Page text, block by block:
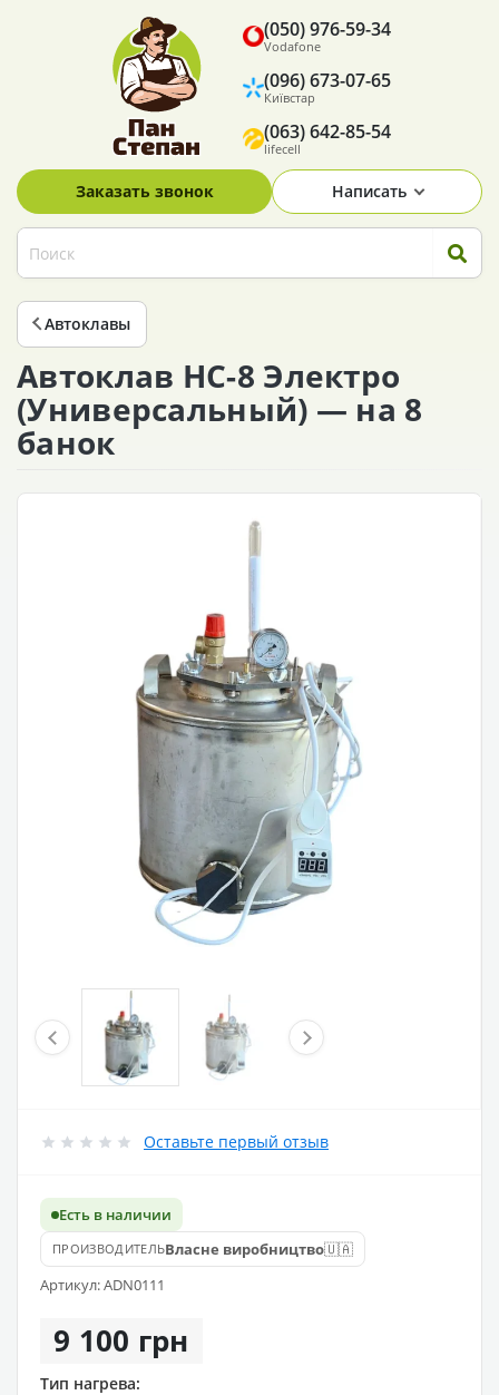
Vodafone
(050) 976-59-34
Київстар
(096) 673-07-65
lifecell
(063) 642-85-54
Заказать звонок Написать
Автоклавы
Автоклав НС-8 Электро
(Универсальный) — на 8
банок
Оставьте первый отзыв
Есть в наличии
ПРОИЗВОДИТЕЛЬВласне виробництво🇺🇦
Артикул: ADN0111
9 100 грн
Тип нагрева: